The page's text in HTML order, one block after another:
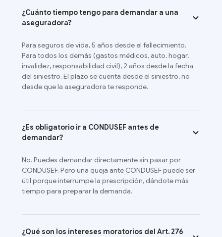
¿Cuánto tiempo tengo para demandar a una
aseguradora?
Para seguros de vida, 5 años desde el fallecimiento.
Para todos los demás (gastos médicos, auto, hogar,
invalidez, responsabilidad civil), 2 años desde la fecha
del siniestro. El plazo se cuenta desde el siniestro, no
desde que la aseguradora te responde.
¿Es obligatorio ir a CONDUSEF antes de
demandar?
No. Puedes demandar directamente sin pasar por
CONDUSEF. Pero una queja ante CONDUSEF puede ser
útil porque interrumpe la prescripción, dándote más
tiempo para preparar la demanda.
¿Qué son los intereses moratorios del Art. 276